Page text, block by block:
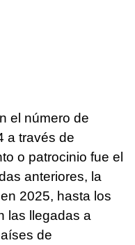
el número de
a través de
o patrocinio fue el
anteriores, la
2025, hasta los
las llegadas a
de